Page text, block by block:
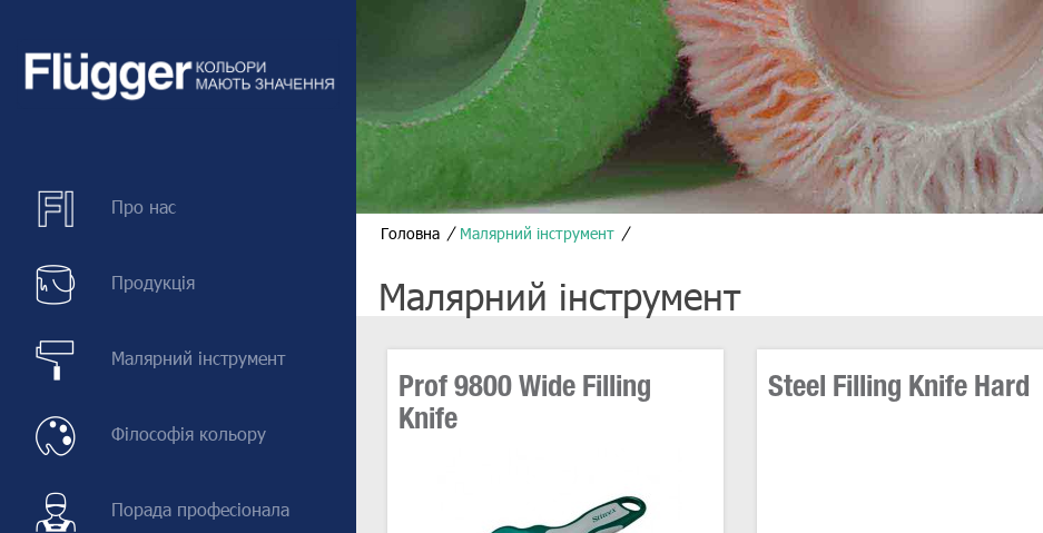
Про нас
Продукція
Малярний інструмент
Філософія кольору
Порада професіонала
Головна Малярний інструмент
Малярний інструмент
Prof 9800 Wide Filling
Knife
Steel Filling Knife Hard